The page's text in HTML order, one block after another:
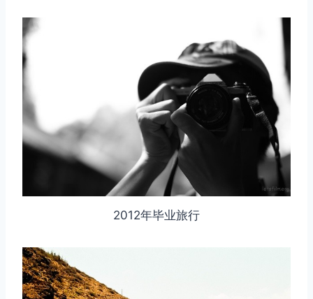
2012年毕业旅行